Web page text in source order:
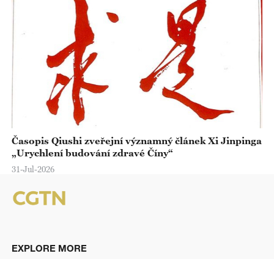
Časopis Qiushi zveřejní významný článek Xi Jinpinga
„Urychlení budování zdravé Číny“
31-Jul-2026
EXPLORE MORE